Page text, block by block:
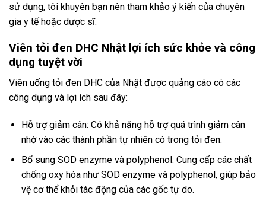
sử dụng, tôi khuyên bạn nên tham khảo ý kiến của chuyên
gia y tế hoặc dược sĩ.
Viên tỏi đen DHC Nhật lợi ích sức khỏe và công
dụng tuyệt vời
Viên uống tỏi đen DHC của Nhật được quảng cáo có các
công dụng và lợi ích sau đây:
Hỗ trợ giảm cân: Có khả năng hỗ trợ quá trình giảm cân
nhờ vào các thành phần tự nhiên có trong tỏi đen.
Bổ sung SOD enzyme và polyphenol: Cung cấp các chất
chống oxy hóa như SOD enzyme và polyphenol, giúp bảo
vệ cơ thể khỏi tác động của các gốc tự do.